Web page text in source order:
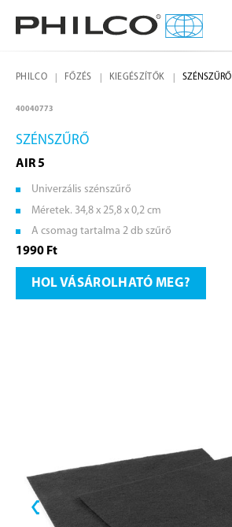
PHILCO FŐZÉS KIEGÉSZÍTŐK SZÉNSZŰRŐ
40040773
SZÉNSZŰRŐ
AIR 5
Univerzális szénszűrő
Méretek. 34,8 x 25,8 x 0,2 cm
A csomag tartalma 2 db szűrő
1990 Ft
HOL VÁSÁROLHATÓ MEG?